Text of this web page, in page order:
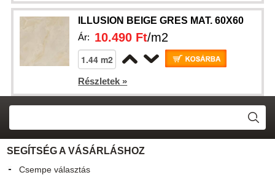
ILLUSION BEIGE GRES MAT. 60X60
Ár: 10.490 Ft/m2
Részletek »
SEGÍTSÉG A VÁSÁRLÁSHOZ
Csempe választás